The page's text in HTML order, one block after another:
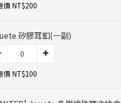
價 NT$200
矽膠耳釦(一副)
價 NT$100